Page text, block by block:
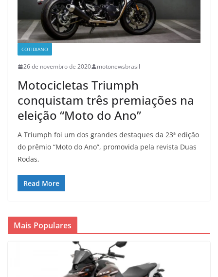
COTIDIANO
26 de novembro de 2020 motonewsbrasil
Motocicletas Triumph
conquistam três premiações na
eleição “Moto do Ano”
A Triumph foi um dos grandes destaques da 23ª edição
do prêmio “Moto do Ano”, promovida pela revista Duas
Rodas,
Read More
Mais Populares